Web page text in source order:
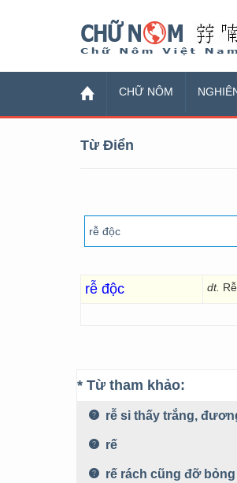
CHỮ NÔM
Từ Điển
rễ độc dt.
* Từ tham khảo:
rễ si thấy trắng,
rế
rế rách cũng đỡ